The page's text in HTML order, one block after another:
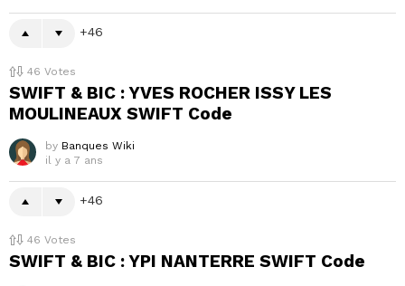
46
46 Votes
SWIFT & BIC : YVES ROCHER ISSY LES
MOULINEAUX SWIFT Code
by Banques Wiki
il y a 7 ans
46
46 Votes
SWIFT & BIC : YPI NANTERRE SWIFT Code